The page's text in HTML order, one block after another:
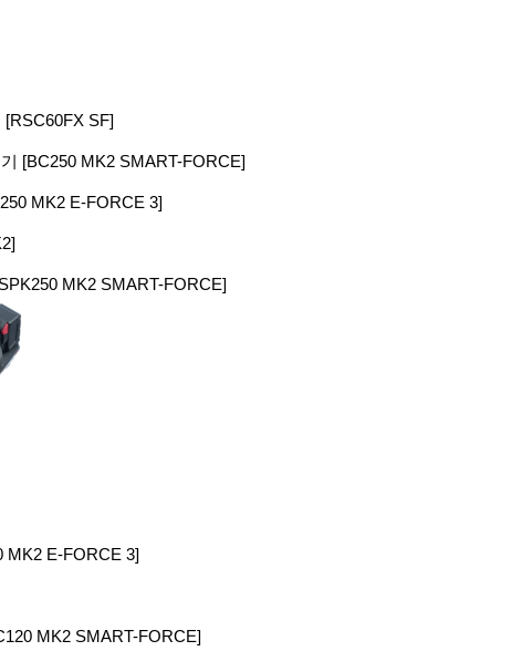
SF]
[BC250 MK2 SMART-FORCE]
MK2 E-FORCE 3]
MK2 SMART-FORCE]
MK2 E-FORCE 3]
MK2 SMART-FORCE]